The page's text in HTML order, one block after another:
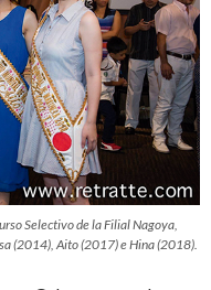
Selectivo de la Filial Nagoya,
(2014), Aito (2017) e Hina (2018).